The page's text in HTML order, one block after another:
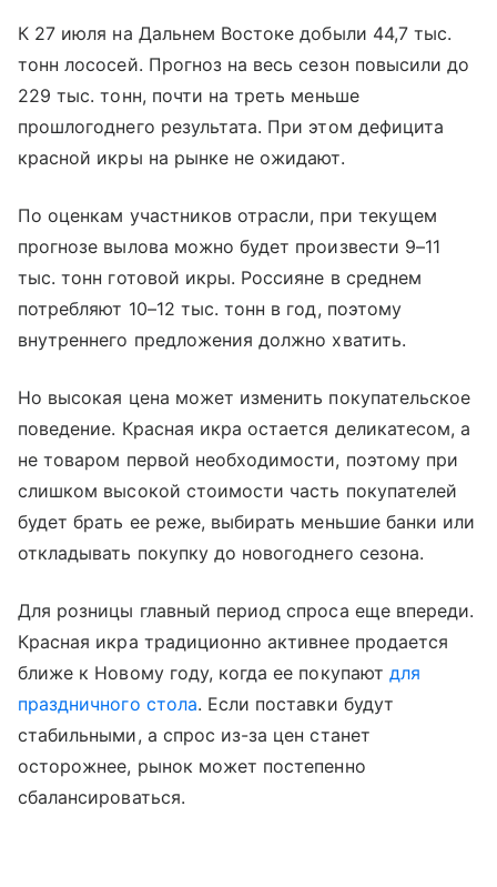
К 27 июля на Дальнем Востоке добыли 44,7 тыс.
тонн лососей. Прогноз на весь сезон повысили до
229 тыс. тонн, почти на треть меньше
прошлогоднего результата. При этом дефицита
красной икры на рынке не ожидают.
По оценкам участников отрасли, при текущем
прогнозе вылова можно будет произвести 9–11
тыс. тонн готовой икры. Россияне в среднем
потребляют 10–12 тыс. тонн в год, поэтому
внутреннего предложения должно хватить.
Но высокая цена может изменить покупательское
поведение. Красная икра остается деликатесом, а
не товаром первой необходимости, поэтому при
слишком высокой стоимости часть покупателей
будет брать ее реже, выбирать меньшие банки или
откладывать покупку до новогоднего сезона.
Для розницы главный период спроса еще впереди.
Красная икра традиционно активнее продается
ближе к Новому году, когда ее покупают для
праздничного стола. Если поставки будут
стабильными, а спрос из-за цен станет
осторожнее, рынок может постепенно
сбалансироваться.